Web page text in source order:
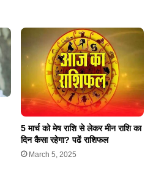
5 मार्च को मेष राशि से लेकर मीन राशि का
दिन कैसा रहेगा? पढें राशिफल
March 5, 2025